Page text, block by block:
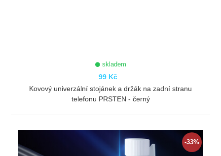
skladem
99 Kč
ZOBRAZIT
Kovový univerzální stojánek a držák na zadní stranu
telefonu PRSTEN - černý
-33%